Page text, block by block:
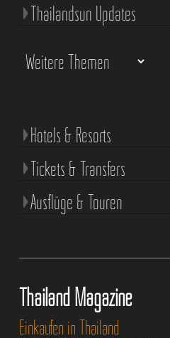
Thailandsun Updates
Hotels & Resorts
Tickets & Transfers
Ausflüge & Touren
Thailand Magazine
Einkaufen in Thailand